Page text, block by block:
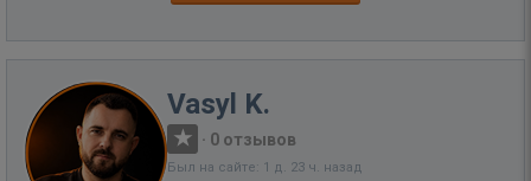
Vasyl K.
· 0 отзывов
Был на сайте: 1 д. 23 ч. назад